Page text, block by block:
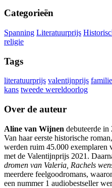
Categorieën
Spanning Literatuurprijs
religie
Tags
literatuurprijs valentijnprijs familie
kans tweede wereldoorlog
Over de auteur
Aline van Wijnen debuteerde in
Van haar eerste historische roman,
werden ruim 45.000 exemplaren
met de Valentijnprijs 2021.
dromen van Valeria, Rachels
meerdere feelgoodromans,
een nummer 1 audiobestseller